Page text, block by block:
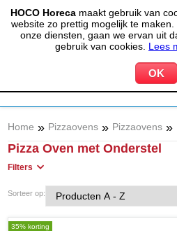
HOCO Horecamaakt gebruik van
website zo prettig mogelijk te
onze diensten, gaan we ervan uit
gebruik van cookies. Lees
(020) 497 6325
MIJN ACCOUNT 0
Home » Pizzaovens » Pizzaovens »
Pizza Oven met Onderstel
Filters
Sorteer op:
35% korting